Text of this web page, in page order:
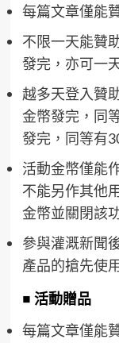
每篇文章僅能
不限一天能贊
發完，亦可一
越多天登入贊
金幣發完，同
發完，同等有
活動金幣僅能
不能另作其他
金幣並關閉該
參與灌溉新聞
產品的搶先使
■ 活動贈品
每篇文章僅能